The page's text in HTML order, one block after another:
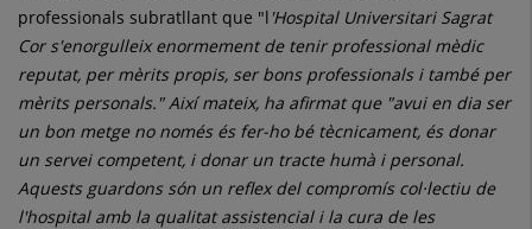
professionals subratllant que "l 'Hospital Universitari Sagrat
Cor s'enorgulleix enormement de tenir professional mèdic
reputat, per mèrits propis, ser bons professionals i també per
mèrits personals." Així mateix, ha afirmat que "avui en dia ser
un bon metge no només és fer-ho bé tècnicament, és donar
un servei competent, i donar un tracte humà i personal.
Aquests guardons són un reflex del compromís col·lectiu de
l'hospital amb la qualitat assistencial i la cura de les